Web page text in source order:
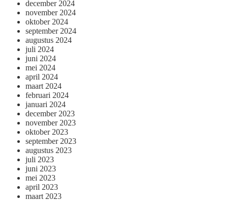
december 2024
november 2024
oktober 2024
september 2024
augustus 2024
juli 2024
juni 2024
mei 2024
april 2024
maart 2024
februari 2024
januari 2024
december 2023
november 2023
oktober 2023
september 2023
augustus 2023
juli 2023
juni 2023
mei 2023
april 2023
maart 2023